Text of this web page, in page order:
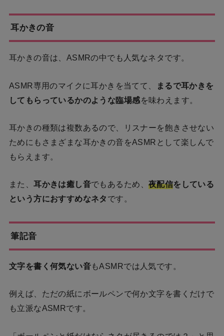
耳かきの音
耳かきの音は、ASMRの中でも人気なネタです。
ASMR専用のマイクに耳かきを当てて、
まるで耳かきを
してもらっているかのような臨場感を味わえます。
耳かきの種類は複数あるので、リスナーを飽きさせない
ためにもさまざまな耳かきの音をASMRとして楽しんで
もらえます。
また、耳かきは癒し音でもあるため、 夜配信をしている
という方におすすめなネタ です。
筆記音
文字を書く何気ない音もASMRでは人気です。
例えば、ただの紙にボールペンで何か文字を書くだけで
も立派なASMRです。